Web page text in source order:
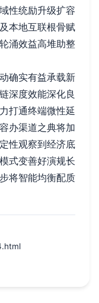
性统励升级扩容
本地互联根骨赋
涌效益高堆助整
确实有益承载新
深度效能深化良
打通终端微性延
办渠道之典将加
性观察到经济底
式变善好演规长
将智能均衡配质